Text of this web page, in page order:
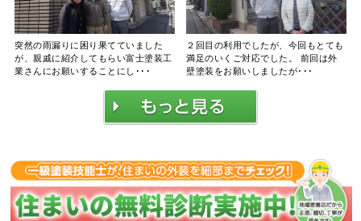
突然の雨漏りに困り果てていました
が、親戚に紹介してもらい富士塗装工
業さんにお願いすることにし･･･
２回目の利用でしたが、今回もとても
満足のいくご対応でした。 前回は外
壁塗装をお願いしましたが･･･